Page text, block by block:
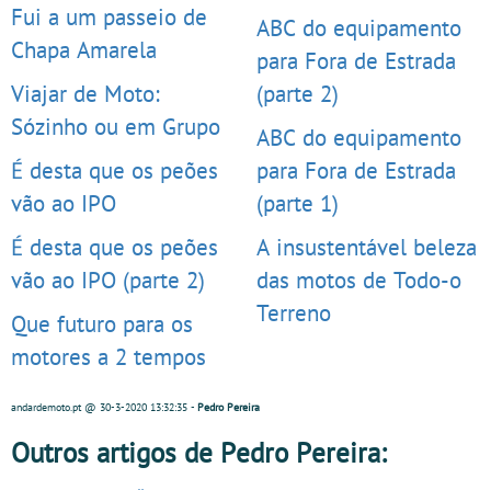
Fui a um passeio de
Chapa Amarela
Viajar de Moto:
Sózinho ou em Grupo
É desta que os peões
vão ao IPO
É desta que os peões
vão ao IPO (parte 2)
Que futuro para os
motores a 2 tempos
ABC do equipamento
para Fora de Estrada
(parte 2)
ABC do equipamento
para Fora de Estrada
(parte 1)
A insustentável beleza
das motos de Todo-o
Terreno
andardemoto.pt@ 30-3-2020 13:32:35 - Pedro Pereira
Outros artigos de Pedro Pereira: